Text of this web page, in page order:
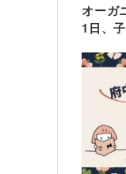
オーガ
1日、